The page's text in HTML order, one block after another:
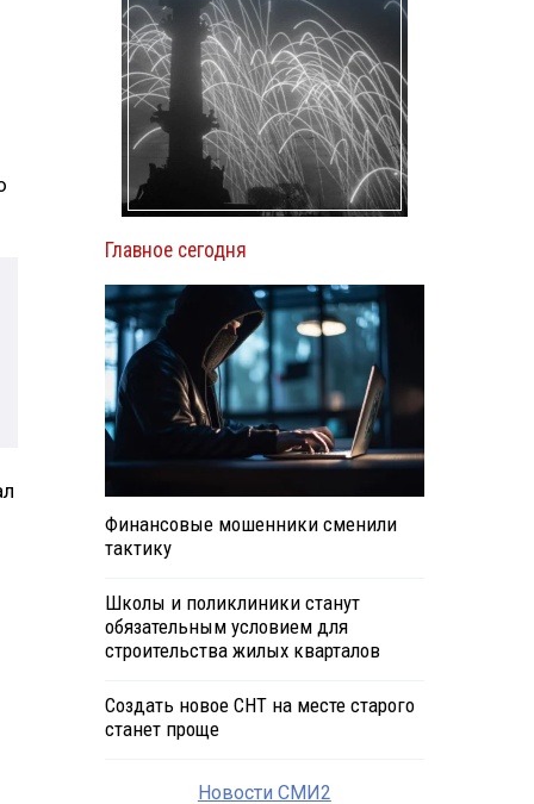
Главное сегодня
Финансовые мошенники сменили
тактику
Школы и поликлиники станут
обязательным условием для
строительства жилых кварталов
Создать новое СНТ на месте старого
станет проще
Новости СМИ2